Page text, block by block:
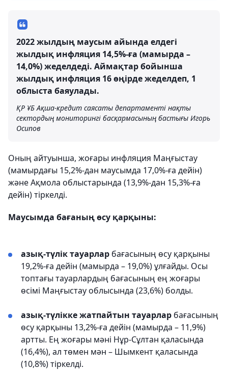
2022 жылдың маусым айында елдегі
жылдық инфляция 14,5%-ға (мамырда –
14,0%) жеделдеді. Аймақтар бойынша
жылдық инфляция 16 өңірде жеделдеп, 1
облыста баяулады.
ҚР ҰБ Ақша-кредит саясаты департаменті нақты
сектордың мониторингі басқармасының бастығы Игорь
Осипов
Оның айтуынша, жоғары инфляция Маңғыстау
(мамырдағы 15,2%-дан маусымда 17,0%-ға дейін)
және Ақмола облыстарында (13,9%-дан 15,3%-ға
дейін) тіркелді.
Маусымда бағаның өсу қарқыны:
азық-түлік тауарлар бағасының өсу қарқыны
19,2%-ға дейін (мамырда – 19,0%) ұлғайды. Осы
топтағы тауарлардың бағасының ең жоғары
өсімі Маңғыстау облысында (23,6%) болды.
азық-түлікке жатпайтын тауарлар бағасының
өсу қарқыны 13,2%-ға дейін (мамырда – 11,9%)
артты. Ең жоғары мәні Нұр-Сұлтан қаласында
(16,4%), ал төмен мән – Шымкент қаласында
(10,8%) тіркелді.